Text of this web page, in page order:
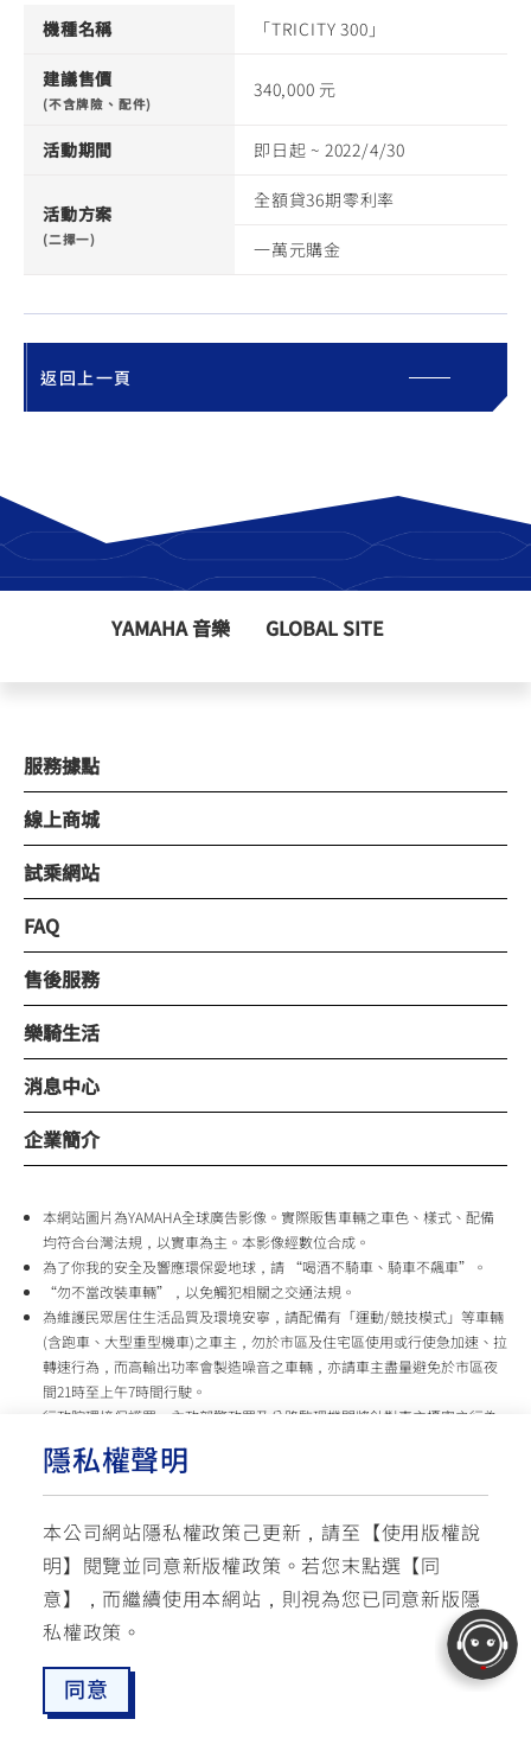
隱私權聲明
本公司網站隱私權政策己更新，請至【使用版權說
明】閱覽並同意新版權政策。 若您末點選【同
意】，而繼續使用本網站，則視為您已同意新版隱
私權政策。
同意
最新消息 愛車配對
機種名稱 「TRICITY 300」
建議售價
(不含牌險、配件)
340,000 元
活動期間 即日起 ~ 2022/4/30
活動方案
(二擇一)
全額貸36期零利率
一萬元購金
返回上一頁
YAMAHA 音樂 GLOBAL SITE
服務據點
線上商城
試乘網站
FAQ
售後服務
樂騎生活
消息中心
企業簡介
本網站圖片為YAMAHA全球廣告影像。實際販售車輛之車色、樣式、配備
均符合台灣法規，以實車為主。本影像經數位合成。
為了你我的安全及響應環保愛地球，請 “喝酒不騎車、騎車不飆車”。
“勿不當改裝車輛”，以免觸犯相關之交通法規。
為維護民眾居住生活品質及環境安寧，請配備有「運動/競技模式」等車輛
(含跑車、大型重型機車)之車主，勿於市區及住宅區使用或行使急加速、拉
轉速行為，而高輸出功率會製造噪音之車輛，亦請車主盡量避免於市區夜
間21時至上午7時間行駛。
行政院環境保護署、內政部警政署及公路監理機關將針對車主擾寧之行為
台灣山葉機車 關心您
使用版權說明 隱私權政策 交通安全入口網
☏ 免付費客服專線: 0800-631-680 ✉ 聯繫客服
每週一 ~ 五 08:00~12:10 / 13:00~16:40(國定假日與公司假日除外)
© YAMAHA MOTOR TAIWAN CO., LTD. All Rights Reserved.